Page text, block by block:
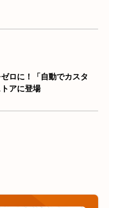
ロに！「自動でカスタ
アに登場